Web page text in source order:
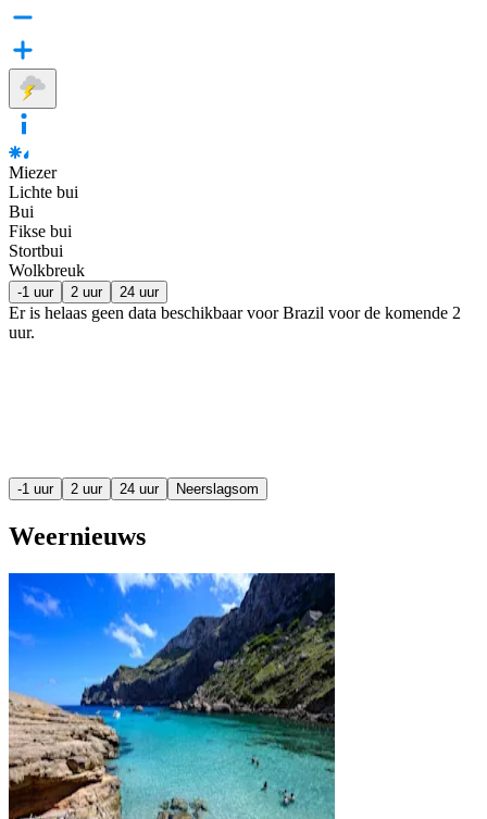
Miezer
Lichte bui
Bui
Fikse bui
Stortbui
Wolkbreuk
-1 uur 2 uur 24 uur
Er is helaas geen data beschikbaar voor Brazil voor de komende 2
uur.
-1 uur 2 uur 24 uur Neerslagsom
Weernieuws